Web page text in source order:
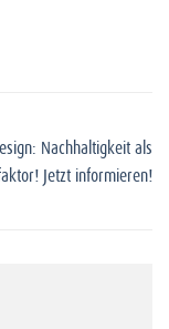
Nachhaltigkeit als
Jetzt informieren!